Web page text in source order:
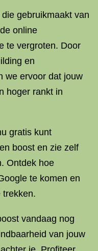
gebruikmaakt van
online
te vergroten. Door
en
we ervoor dat jouw
hoger rankt in
gratis kunt
boost en zie zelf
Ontdek hoe
te komen en
trekken.
vandaag nog
van jouw